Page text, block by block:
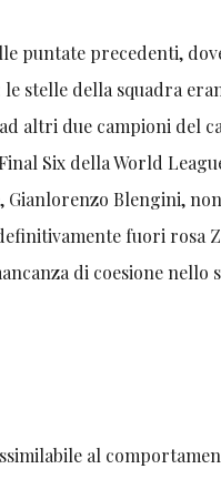
puntate precedenti,
le stelle della squadra
altri due campioni del
Six della World
Gianlorenzo Blengini,
fuori rosa
di coesione
al